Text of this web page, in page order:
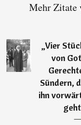
Mehr Zitate
„Vier
von
Sündern,
ihn